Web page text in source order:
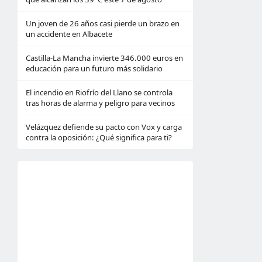
Un joven de 26 años casi pierde un brazo en
un accidente en Albacete
Castilla-La Mancha invierte 346.000 euros en
educación para un futuro más solidario
El incendio en Riofrío del Llano se controla
tras horas de alarma y peligro para vecinos
Velázquez defiende su pacto con Vox y carga
contra la oposición: ¿Qué significa para ti?